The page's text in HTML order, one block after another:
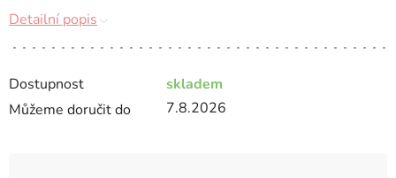
Dostupnost
skladem
Můžeme doručit do
7.8.2026
Detailní popis